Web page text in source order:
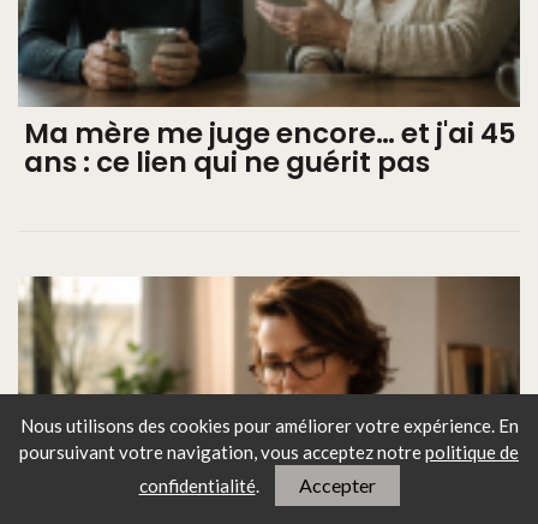
Nous utilisons des cookies pour améliorer votre expérience. En
poursuivant votre navigation, vous acceptez notrepolitique de
confidentialité. Accepter
Ma mère me juge encore… et j'ai 45
ans : ce lien qui ne guérit pas